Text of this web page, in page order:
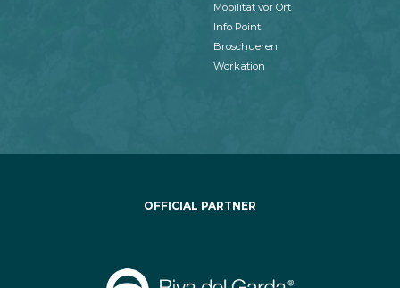
Mobilität vor Ort
Info Point
Broschueren
Workation
OFFICIAL PARTNER